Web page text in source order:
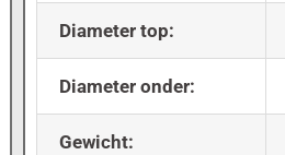
Diameter top:
Diameter onder:
Gewicht: